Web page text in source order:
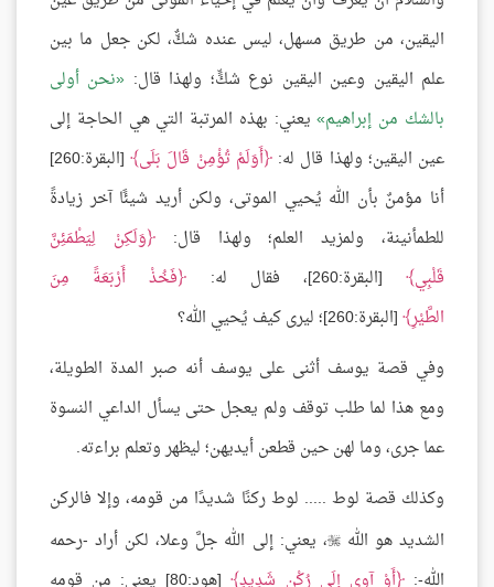
اليقين، من طريق مسهل، ليس عنده شكٌّ، لكن جعل ما بين
علم اليقين وعين اليقين نوع شكٍّ؛ ولهذا قال:
نحن أولى
بالشك من إبراهيم يعني: بهذه المرتبة التي هي الحاجة إلى
عين اليقين؛ ولهذا قال له: أَوَلَمْ تُؤْمِنْ قَالَ بَلَى
[البقرة:260]
أنا مؤمنٌ بأن الله يُحيي الموتى، ولكن أريد شيئًا آخر زيادةً
للطمأنينة، ولمزيد العلم؛ ولهذا قال: وَلَكِنْ لِيَطْمَئِنَّ
قَلْبِي [البقرة:260]، فقال له:
فَخُذْ أَرْبَعَةً مِنَ
الطَّيْرِ [البقرة:260]؛ ليرى كيف يُحيي الله؟
وفي قصة يوسف أثنى على يوسف أنه صبر المدة الطويلة،
ومع هذا لما طلب توقف ولم يعجل حتى يسأل الداعي النسوة
عما جرى، وما لهن حين قطعن أيديهن؛ ليظهر وتعلم براءته.
وكذلك قصة لوط ..... لوط ركنًا شديدًا من قومه، وإلا فالركن
الشديد هو الله، يعني: إلى الله جلَّ وعلا، لكن أراد -رحمه
الله-: أَوْ آوِي إِلَى رُكْنٍ شَدِيدٍ
[هود:80] يعني: من قومه